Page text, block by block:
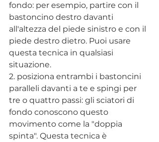
fondo: per esempio, partire con il
bastoncino destro davanti
all'altezza del piede sinistro e con il
piede destro dietro. Puoi usare
questa tecnica in qualsiasi
situazione.
2. posiziona entrambi i bastoncini
paralleli davanti a te e spingi per
tre o quattro passi: gli sciatori di
fondo conoscono questo
movimento come la "doppia
spinta". Questa tecnica è